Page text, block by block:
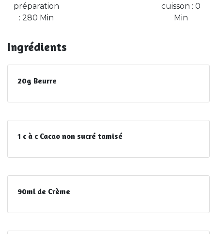
préparation
: 280 Min
cuisson : 0
Min
Ingrédients
20g Beurre
1 c à c Cacao non sucré tamisé
90ml de Crème